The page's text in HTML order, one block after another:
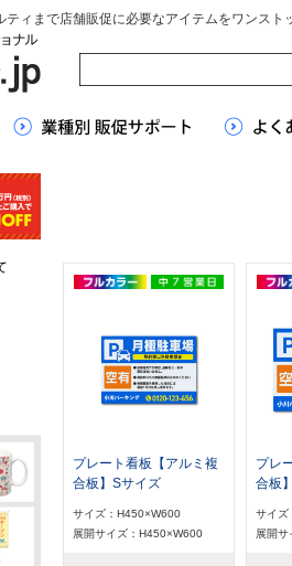
ティまで店舗販促に必要なアイテムをワンスト
プレート看板【アルミ複
合板】Sサイズ
サイズ：H450×W600
展開サイズ：H450×W600
プレ
合板
サイズ
展開